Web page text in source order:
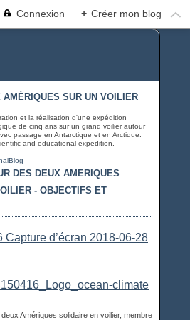
Connexion + Créer mon blog
BORDEAUX
AMÉRIQUES SUR UN VOILIER
et la réalisation d'une expédition
de cinq ans sur un grand voilier autour
passage en Antarctique et en Arctique.
and educational expedition.
DES DEUX AMERIQUES
- OBJECTIFS ET
Amériques solidaire en voilier, membre